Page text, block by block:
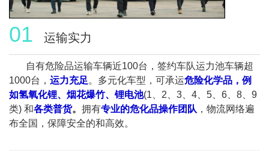
01 运输实力
自有危险品运输车辆近100台，签约车队运力池车辆超
1000台， 运力充足。多元化车型，可承运危险化学品，例
如氢氧化锂、烟花爆竹、锂电池(1、2、3、4、5、6、8、9
类) 和各类普货。 拥有专业的危化品操作团队 ，物流网络遍
布全国，保障安全的和高效。